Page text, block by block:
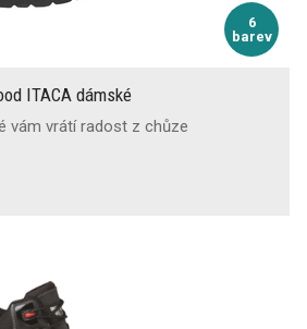
6
barev
ITACA dámské
vám vrátí radost z chůze